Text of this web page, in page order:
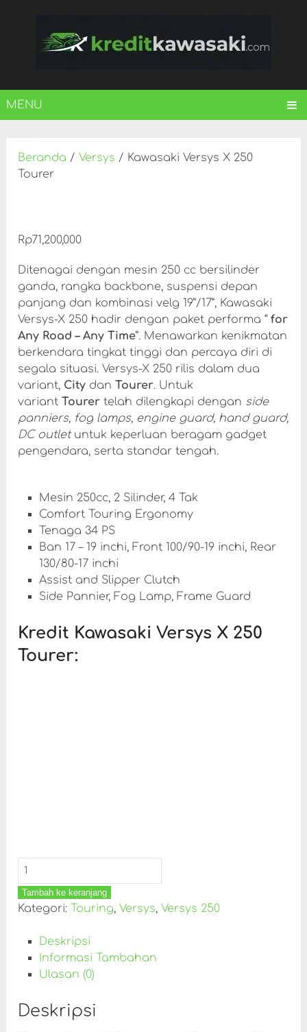
MENU
Beranda /Versys / Kawasaki Versys X 250
Tourer
Rp71,200,000
Ditenagai dengan mesin 250 cc bersilinder
ganda, rangka backbone, suspensi depan
panjang dan kombinasi velg 19”/17”, Kawasaki
Versys-X 250 hadir dengan paket performa “for
Any Road – Any Time”. Menawarkan kenikmatan
berkendara tingkat tinggi dan percaya diri di
segala situasi. Versys-X 250 rilis dalam dua
variant, City danTourer. Untuk
variantTourer telah dilengkapi dengan side
panniers, fog lamps, engine guard, hand guard,
DC outletuntuk keperluan beragam gadget
pengendara, serta standar tengah.
Mesin 250cc, 2 Silinder, 4 Tak
Comfort Touring Ergonomy
Tenaga 34 PS
Ban 17 – 19 inchi, Front 100/90-19 inchi, Rear
130/80-17 inchi
Assist and Slipper Clutch
Side Pannier, Fog Lamp, Frame Guard
Kredit Kawasaki Versys X 250
Tourer:
Tambah ke keranjang
Kategori:Touring,Versys,Versys 250
Deskripsi
Informasi Tambahan
Ulasan (0)
Deskripsi